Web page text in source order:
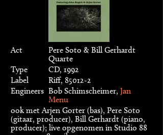
Act
Pere Soto & Bill Gerhardt
Quarte
Type
CD, 1992
Label
Riff, 85012-2
Engineers Bob Schimscheimer, Jan
Menu
ook met Arjen Gorter (bas), Pere Soto
(gitaar, producer), Bill Gerhardt (piano,
producer); live opgenomen in Studio 88